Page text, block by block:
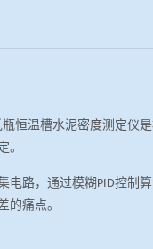
瓶恒温槽水泥密度测定仪
。
电路，通过模糊PID控制
的痛点。